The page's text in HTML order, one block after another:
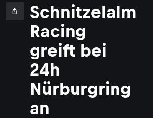
Schnitzelalm
Racing
greift bei
24h
Nürburgring
an